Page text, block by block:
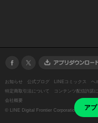
ア
お知らせ 公式ブログ LINEコミックス ヘ
特定商取引法について
コンテンツ配信許諾
会社概要
© LINE Digital Frontier Corporation